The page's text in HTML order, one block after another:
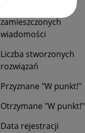
zamieszczonych
wiadomości
Liczba stworzonych
rozwiązań
Przyznane "W punkt!"
Otrzymane "W punkt!"
Data rejestracji